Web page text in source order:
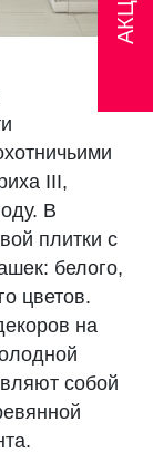
III,
В
плитки с
белого,
цветов.
на
собой